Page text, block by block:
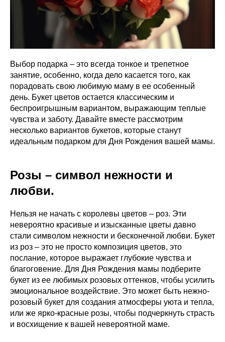
Выбор подарка – это всегда тонкое и трепетное
занятие, особенно, когда дело касается того, как
порадовать свою любимую маму в ее особенный
день. Букет цветов остается классическим и
беспроигрышным вариантом, выражающим теплые
чувства и заботу. Давайте вместе рассмотрим
несколько вариантов букетов, которые станут
идеальным подарком для Дня Рождения вашей мамы.
Розы – символ нежности и
любви.
Нельзя не начать с королевы цветов – роз. Эти
невероятно красивые и изысканные цветы давно
стали символом нежности и бесконечной любви. Букет
из роз – это не просто композиция цветов, это
послание, которое выражает глубокие чувства и
благоговение. Для Дня Рождения мамы подберите
букет из ее любимых розовых оттенков, чтобы усилить
эмоциональное воздействие. Это может быть нежно-
розовый букет для создания атмосферы уюта и тепла,
или же ярко-красные розы, чтобы подчеркнуть страсть
и восхищение к вашей невероятной маме.